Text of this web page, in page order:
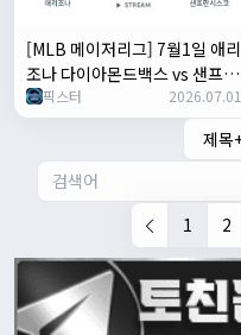
[MLB 메이저리그] 7월1일 애리
조나 다이아몬드백스 vs 샌프란
시스코 자이언츠 | 스포츠 분석
무료 중계 토친놈
픽스터 2026.07.01
1
2